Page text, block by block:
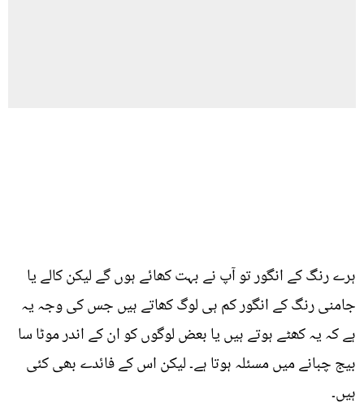
ہرے رنگ کے انگور تو آپ نے بہت کھائے ہوں گے لیکن کالے یا
جامنی رنگ کے انگور کم ہی لوگ کھاتے ہیں جس کی وجہ یہ
ہے کہ یہ کھٹے ہوتے ہیں یا بعض لوگوں کو ان کے اندر موٹا سا
بیج چبانے میں مسئلہ ہوتا ہے۔ لیکن اس کے فائدے بھی کئی
ہیں۔